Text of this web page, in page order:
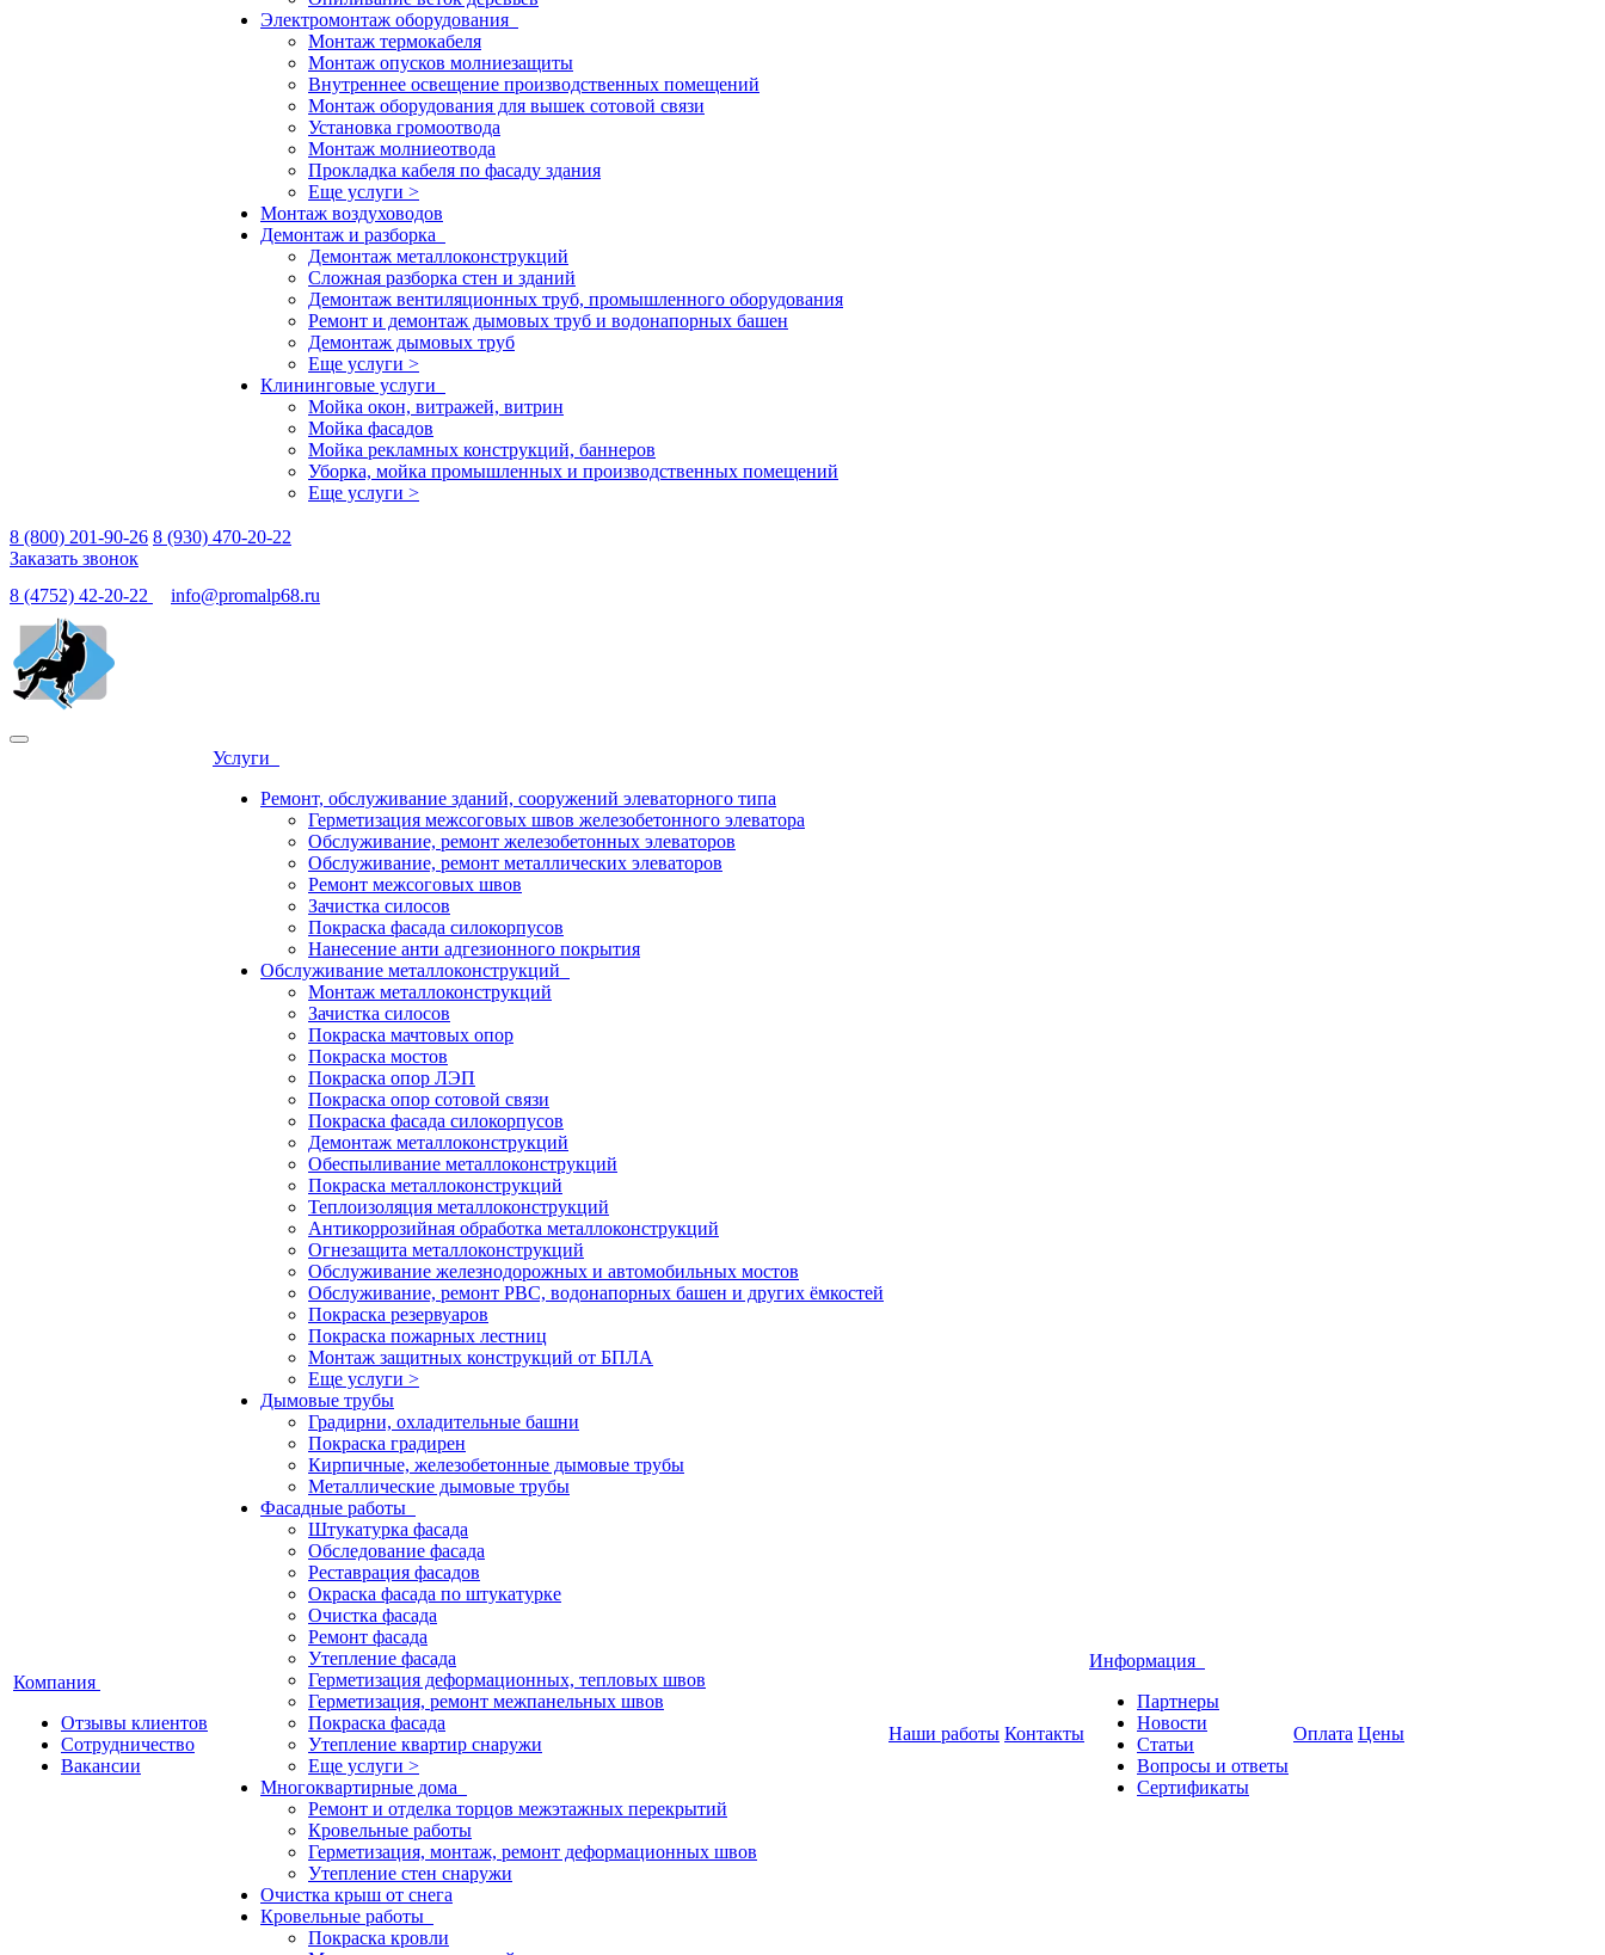
Электромонтаж оборудования
Монтаж термокабеля
Монтаж опусков молниезащиты
Внутреннее освещение производственных помещений
Монтаж оборудования для вышек сотовой связи
Установка громоотвода
Монтаж молниеотвода
Прокладка кабеля по фасаду здания
Еще услуги >
Монтаж воздуховодов
Демонтаж и разборка
Демонтаж металлоконструкций
Сложная разборка стен и зданий
Демонтаж вентиляционных труб, промышленного оборудования
Ремонт и демонтаж дымовых труб и водонапорных башен
Демонтаж дымовых труб
Еще услуги >
Клининговые услуги
Мойка окон, витражей, витрин
Мойка фасадов
Мойка рекламных конструкций, баннеров
Уборка, мойка промышленных и производственных помещений
Еще услуги >
8 (800) 201-90-26 8 (930) 470-20-22
Заказать звонок
8 (4752) 42-20-22
info@promalp68.ru
Компания
Отзывы клиентов
Сотрудничество
Вакансии
Услуги
Ремонт, обслуживание зданий, сооружений элеваторного типа
Герметизация межсоговых швов железобетонного элеватора
Обслуживание, ремонт железобетонных элеваторов
Обслуживание, ремонт металлических элеваторов
Ремонт межсоговых швов
Зачистка силосов
Покраска фасада силокорпусов
Нанесение анти адгезионного покрытия
Обслуживание металлоконструкций
Монтаж металлоконструкций
Зачистка силосов
Покраска мачтовых опор
Покраска мостов
Покраска опор ЛЭП
Покраска опор сотовой связи
Покраска фасада силокорпусов
Демонтаж металлоконструкций
Обеспыливание металлоконструкций
Покраска металлоконструкций
Теплоизоляция металлоконструкций
Антикоррозийная обработка металлоконструкций
Огнезащита металлоконструкций
Обслуживание железнодорожных и автомобильных мостов
Обслуживание, ремонт РВС, водонапорных башен и других ёмкостей
Покраска резервуаров
Покраска пожарных лестниц
Монтаж защитных конструкций от БПЛА
Еще услуги >
Дымовые трубы
Градирни, охладительные башни
Покраска градирен
Кирпичные, железобетонные дымовые трубы
Металлические дымовые трубы
Фасадные работы
Штукатурка фасада
Обследование фасада
Реставрация фасадов
Окраска фасада по штукатурке
Очистка фасада
Ремонт фасада
Утепление фасада
Герметизация деформационных, тепловых швов
Герметизация, ремонт межпанельных швов
Покраска фасада
Утепление квартир снаружи
Еще услуги >
Многоквартирные дома
Ремонт и отделка торцов межэтажных перекрытий
Кровельные работы
Герметизация, монтаж, ремонт деформационных швов
Утепление стен снаружи
Очистка крыш от снега
Кровельные работы
Покраска кровли
Наши работы Контакты
Информация
Партнеры
Новости
Статьи
Вопросы и ответы
Сертификаты
Оплата Цены